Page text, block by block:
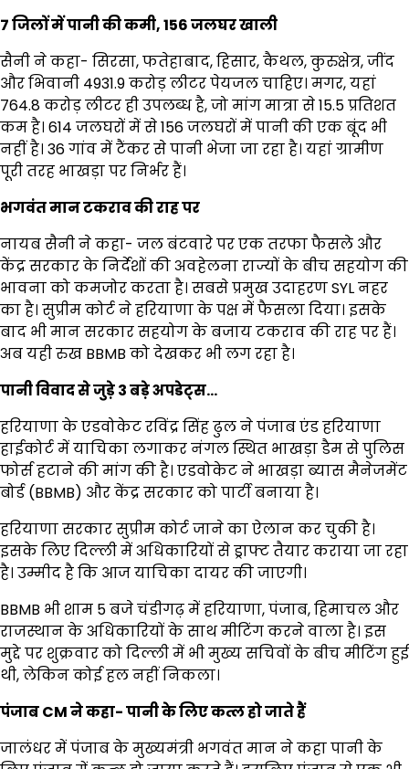
7 जिलों में पानी की कमी, 156 जलघर खाली
सैनी ने कहा- सिरसा, फतेहाबाद, हिसार, कैथल, कुरुक्षेत्र, जींद
और भिवानी 4931.9 करोड़ लीटर पेयजल चाहिए। मगर, यहां
764.8 करोड़ लीटर ही उपलब्ध है, जो मांग मात्रा से 15.5 प्रतिशत
कम है। 614 जलघरों में से 156 जलघरों में पानी की एक बूंद भी
नहीं है। 36 गांव में टैंकर से पानी भेजा जा रहा है। यहां ग्रामीण
पूरी तरह भाखड़ा पर निर्भर हैं।
भगवंत मान टकराव की राह पर
नायब सैनी ने कहा- जल बंटवारे पर एक तरफा फैसले और
केंद्र सरकार के निर्देशों की अवहेलना राज्यों के बीच सहयोग की
भावना को कमजोर करता है। सबसे प्रमुख उदाहरण SYL नहर
का है। सुप्रीम कोर्ट ने हरियाणा के पक्ष में फैसला दिया। इसके
बाद भी मान सरकार सहयोग के बजाय टकराव की राह पर हैं।
अब यही रुख BBMB को देखकर भी लग रहा है।
पानी विवाद से जुड़े 3 बड़े अपडेट्स…
हरियाणा के एडवोकेट रविंद्र सिंह ढुल ने पंजाब एंड हरियाणा
हाईकोर्ट में याचिका लगाकर नंगल स्थित भाखड़ा डैम से पुलिस
फोर्स हटाने की मांग की है। एडवोकेट ने भाखड़ा ब्यास मैनेजमेंट
बोर्ड (BBMB) और केंद्र सरकार को पार्टी बनाया है।
हरियाणा सरकार सुप्रीम कोर्ट जाने का ऐलान कर चुकी है।
इसके लिए दिल्ली में अधिकारियों से ड्राफ्ट तैयार कराया जा रहा
है। उम्मीद है कि आज याचिका दायर की जाएगी।
BBMB भी शाम 5 बजे चंडीगढ़ में हरियाणा, पंजाब, हिमाचल और
राजस्थान के अधिकारियों के साथ मीटिंग करने वाला है। इस
मुद्दे पर शुक्रवार को दिल्ली में भी मुख्य सचिवों के बीच मीटिंग हुई
थी, लेकिन कोई हल नहीं निकला।
पंजाब CM ने कहा- पानी के लिए कत्ल हो जाते हैं
जालंधर में पंजाब के मुख्यमंत्री भगवंत मान ने कहा पानी के